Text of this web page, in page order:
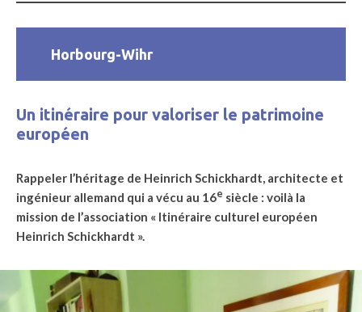
Horbourg-Wihr
Un itinéraire pour valoriser le patrimoine
européen
Rappeler l’héritage de Heinrich Schickhardt, architecte et
ingénieur allemand qui a vécu au 16e siècle : voilà la
mission de l’association « Itinéraire culturel européen
Heinrich Schickhardt ».